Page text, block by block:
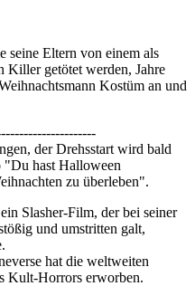
seine Eltern von einem als
Killer getötet werden, Jahre
Kostüm an und
der Drehsstart wird bald
"Du hast Halloween
zu überleben".
Slasher-Film, der bei seiner
und umstritten galt,
hat die weltweiten
Kult-Horrors erworben.